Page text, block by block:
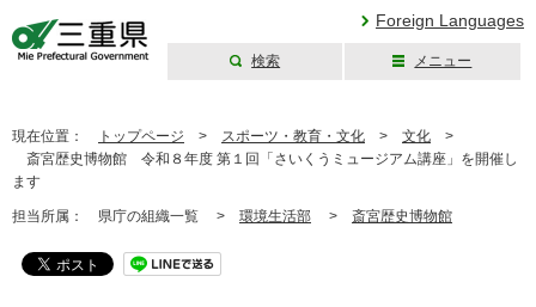
Foreign Languages
検索 メニュー
現在位置： トップページ > スポーツ・教育・文化 > 文化 >
斎宮歴史博物館 令和８年度 第１回「さいくうミュージアム講座」を開催し
ます
担当所属： 県庁の組織一覧 > 環境生活部 > 斎宮歴史博物館